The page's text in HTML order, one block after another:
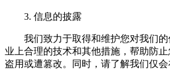
3. 信息的披露
我们致力于取得和维护您对我们的
业上合理的技术和其他措施，帮助防
盗用或遭篡改。同时，请了解我们仅